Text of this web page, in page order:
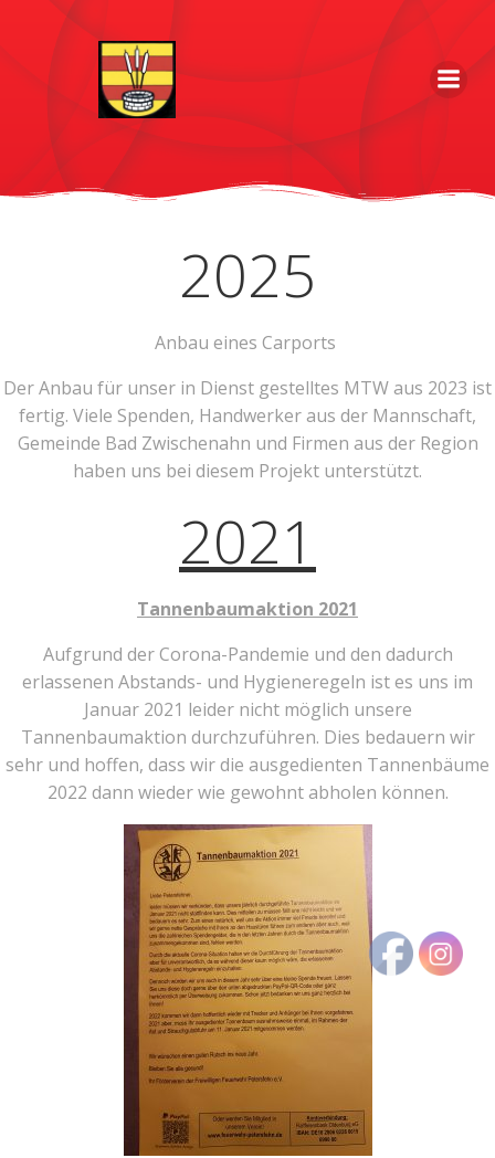
2025
Anbau eines Carports
Der Anbau für unser in Dienst gestelltes MTW aus 2023 ist
fertig. Viele Spenden, Handwerker aus der Mannschaft,
Gemeinde Bad Zwischenahn und Firmen aus der Region
haben uns bei diesem Projekt unterstützt.
2021
Tannenbaumaktion 2021
Aufgrund der Corona-Pandemie und den dadurch
erlassenen Abstands- und Hygieneregeln ist es uns im
Januar 2021 leider nicht möglich unsere
Tannenbaumaktion durchzuführen. Dies bedauern wir
sehr und hoffen, dass wir die ausgedienten Tannenbäume
2022 dann wieder wie gewohnt abholen können.